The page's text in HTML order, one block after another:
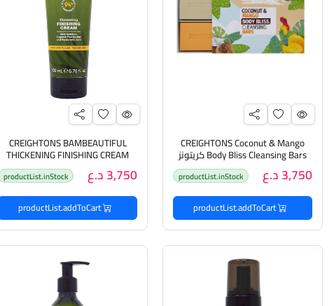
CREIGHTONS Coconut & Mango
Body Bliss Cleansing Bars كريتونز
بكج صابون جوز الهند والمانجو
3,750 د.ع productList.inStock
productList.addToCart
CREIGHTONS BAMBEAUTIFUL
THICKENING FINISHING CREAM
200ML كريتونز كريم مكثف للشعر
الخفيف 3,750 د.ع productList.inStock
productList.addToCart